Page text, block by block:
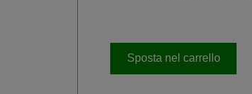
Sposta nel carrello